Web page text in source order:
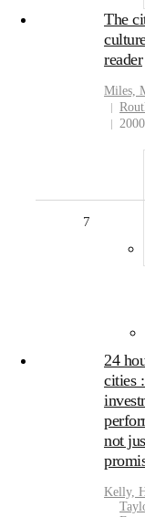
The
reader
Miles,
2000
7
24
cities
not
Kelly,